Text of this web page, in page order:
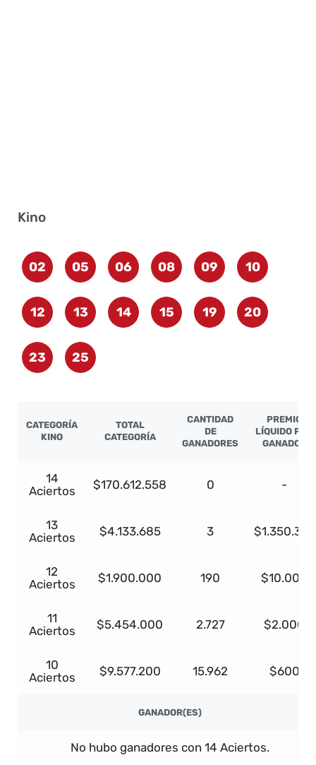
Kino
02 05 06 08 09 10
12 13 14 15 19 20
23 25
CATEGORÍA
KINO
TOTAL
CATEGORÍA
CANTIDAD
DE
GANADORES
PREMIO
LÍQUIDO POR
GANADOR
14
Aciertos
$170.612.558 0 -
13
Aciertos
$4.133.685 3 $1.350.337
12
Aciertos
$1.900.000 190 $10.000
11
Aciertos
$5.454.000 2.727 $2.000
10
Aciertos
$9.577.200 15.962 $600
GANADOR(ES)
No hubo ganadores con 14 Aciertos.